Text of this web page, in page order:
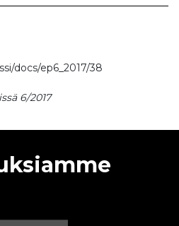
docs/ep6_2017/38
6/2017